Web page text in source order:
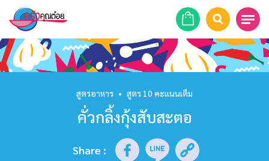
หน้าแรก
รายการย้อนหลัง
สูตรอาหาร • สูตร 10 คะแนนเต็ม
คั่วกลิ้งกุ้งสับสะตอ
Share :